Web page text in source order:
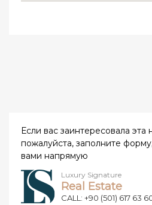
Если вас заинтересовала эта
пожалуйста, заполните
вами напрямую
Luxury Signature
Real Estate
CALL: +90 (501) 617 63